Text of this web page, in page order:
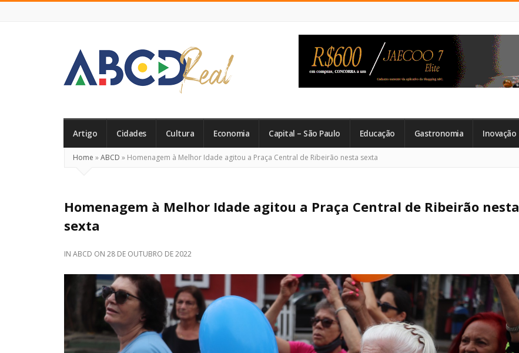
Real
Artigo Cidades Cultura Economia Capital – São Paulo Educação Gastronomia Inovação
Home »ABCD » Homenagem à Melhor Idade agitou a Praça Central de Ribeirão nesta sexta
Homenagem à Melhor Idade agitou a Praça Central de Ribeirão nesta
sexta
IN ABCD ON 28 DE OUTUBRO DE 2022